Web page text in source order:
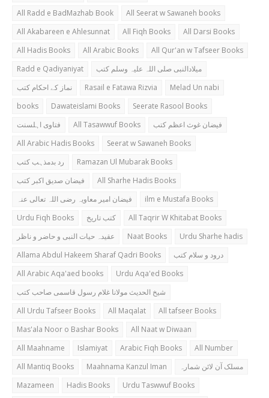
All Radd e BadMazhab Book
All Seerat w Sawaneh books
All Akabareen e Ahlesunnat
All Fiqh Books
All Darsi Books
All Hadis Books
All Arabic Books
All Qur'an w Tafseer Books
Radd e Qadiyaniyat
میلادالنبی صلی اللہ علیہ وسلم کتب
نماز کے احکام کتب
Rasail e Fatawa Rizvia
Melad Un nabi
books
Dawateislami Books
Seerate Rasool Books
فتاوی اہلسنت
All Tasawwuf Books
فیضان غوث اعظم کتب
All Arabic Hadis Books
Seerat w Sawaneh Books
رد بدمذہب کتب
Ramazan Ul Mubarak Books
فیضان صدیق اکبر کتب
All Sharhe Hadis Books
فیضان امیر معاویہ رضی اللہ تعالی عنہ
ilm e Mustafa Books
Urdu Fiqh Books
کتب تاریخ
All Taqrir W Khitabat Books
عقیدہ حیات النبی و حاضر و ناظر
Naat Books
Urdu Sharhe hadis
Allama Abdul Hakeem Sharaf Qadri Books
درود و سلام کتب
All Arabic Aqa'aed books
Urdu Aqa'ed Books
شیخ الحدیث مولانا غلام رسول قاسمی صاحب کتب
All Urdu Tafseer Books
All Maqalat
All tafseer Books
Mas'ala Noor o Bashar Books
All Naat w Diwaan
All Maahname
Islamiyat Arabic Fiqh Books
All Number
All Mantiq Books
Maahnama Kanzul Iman
مسلک آن لائن شمارہ
Mazameen
Hadis Books
Urdu Taswwuf Books